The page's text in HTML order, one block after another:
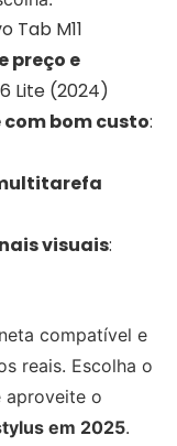
Tab M11
preço e
Lite (2024)
bom custo:
visuais:
compatível e
reais. Escolha o
aproveite o
em 2025.